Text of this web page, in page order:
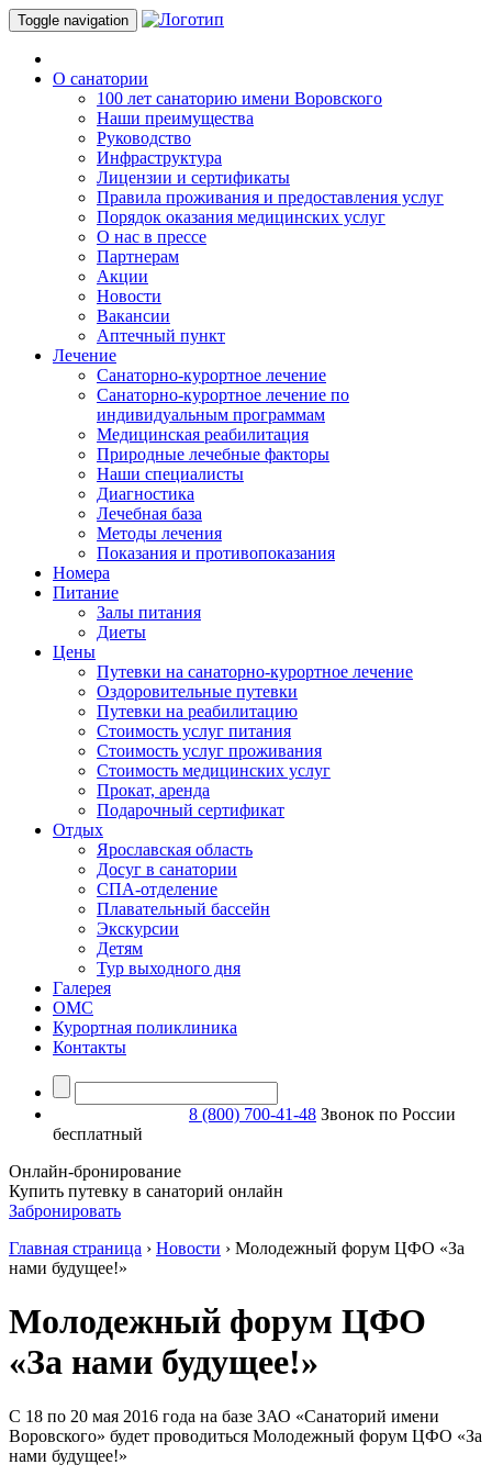
Toggle navigation
О санатории
100 лет санаторию имени Воровского
Наши преимущества
Руководство
Инфраструктура
Лицензии и сертификаты
Правила проживания и предоставления услуг
Порядок оказания медицинских услуг
О нас в прессе
Партнерам
Акции
Новости
Вакансии
Аптечный пункт
Лечение
Санаторно-курортное лечение
Санаторно-курортное лечение по
индивидуальным программам
Медицинская реабилитация
Природные лечебные факторы
Наши специалисты
Диагностика
Лечебная база
Методы лечения
Показания и противопоказания
Номера
Питание
Залы питания
Диеты
Цены
Путевки на санаторно-курортное лечение
Оздоровительные путевки
Путевки на реабилитацию
Стоимость услуг питания
Стоимость услуг проживания
Стоимость медицинских услуг
Прокат, аренда
Подарочный сертификат
Отдых
Ярославская область
Досуг в санатории
СПА-отделение
Плавательный бассейн
Экскурсии
Детям
Тур выходного дня
Галерея
ОМС
Курортная поликлиника
Контакты
8 (800) 700-41-48 Звонок по России
бесплатный
Онлайн-бронирование
Купить путевку в санаторий онлайн
Забронировать
Главная страница › Новости › Молодежный форум ЦФО «За
нами будущее!»
Молодежный форум ЦФО
«За нами будущее!»
С 18 по 20 мая 2016 года на базе ЗАО «Санаторий имени
Воровского» будет проводиться Молодежный форум ЦФО «За
нами будущее!»